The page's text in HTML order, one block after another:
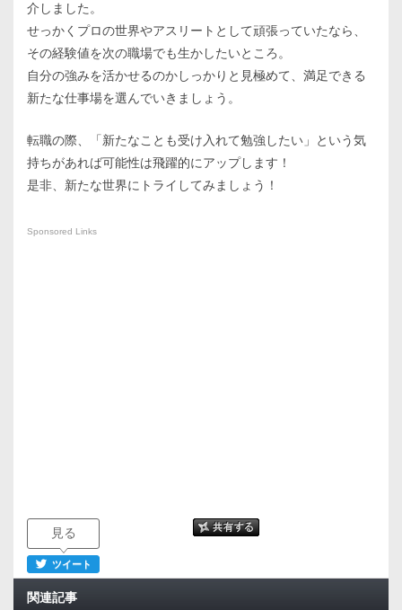
介しました。
せっかくプロの世界やアスリートとして頑張っていたなら、
その経験値を次の職場でも生かしたいところ。
自分の強みを活かせるのかしっかりと見極めて、満足できる
新たな仕事場を選んでいきましょう。
転職の際、「新たなことも受け入れて勉強したい」という気
持ちがあれば可能性は飛躍的にアップします！
是非、新たな世界にトライしてみましょう！
Sponsored Links
見る
ツイート
関連記事